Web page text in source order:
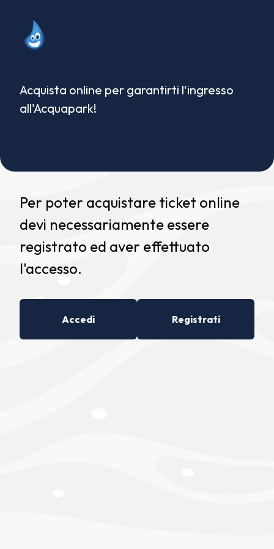
Acquista online per garantirti l'ingresso
all'Acquapark!
Per poter acquistare ticket online
devi necessariamente essere
registrato ed aver effettuato
l'accesso.
Accedi Registrati